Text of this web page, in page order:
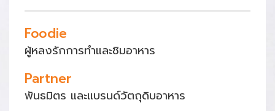
Foodie
ผู้หลงรักการทำและชิมอาหาร
Partner
พันธมิตร และแบรนด์วัตถุดิบอาหาร